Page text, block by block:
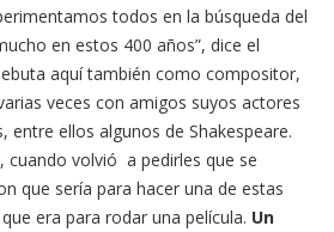
todos en la búsqueda del
en estos 400 años”, dice el
aquí también como compositor,
veces con amigos suyos actores
entre ellos algunos de Shakespeare.
cuando volvió a pedirles que se
que sería para hacer una de estas
era para rodar una película. Un